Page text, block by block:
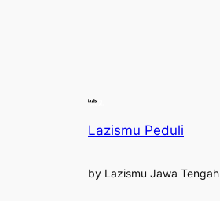
Lazismu Peduli
by Lazismu Jawa Tengah